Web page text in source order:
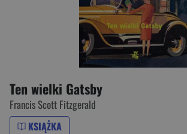
Ten wielki Gatsby
Francis Scott Fitzgerald
KSIĄŻKA